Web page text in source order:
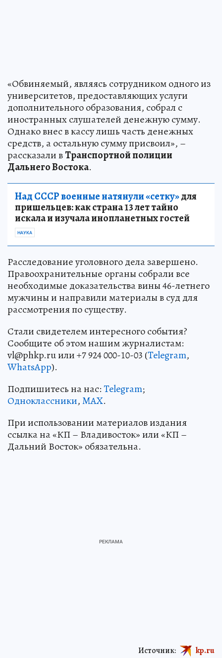
«Обвиняемый, являясь сотрудником одного из
университетов, предоставляющих услуги
дополнительного образования, собрал с
иностранных слушателей денежную сумму.
Однако внес в кассу лишь часть денежных
средств, а остальную сумму присвоил», –
рассказали вТранспортной полиции
Дальнего Востока.
Над СССР военные натянули «сетку»для
пришельцев: как страна 13 лет тайно
искала и изучала инопланетных гостей
НАУКА
Расследование уголовного дела завершено.
Правоохранительные органы собрали все
необходимые доказательства вины 46-летнего
мужчины и направили материалы в суд для
рассмотрения по существу.
Стали свидетелем интересного события?
Сообщите об этом нашим журналистам:
vl@phkp.ru или +7 924 000-10-03 (Telegram,
WhatsApp).
Подпишитесь на нас:Telegram;
Одноклассники,MAX.
При использовании материалов издания
ссылка на «КП – Владивосток» или «КП –
Дальний Восток» обязательна.
Источник: kp.ru